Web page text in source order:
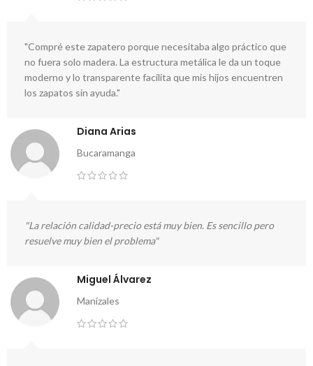
"Compré este zapatero porque necesitaba algo práctico que
no fuera solo madera. La estructura metálica le da un toque
moderno y lo transparente facilita que mis hijos encuentren
los zapatos sin ayuda."
Diana Arias
Bucaramanga
"La relación calidad-precio está muy bien. Es sencillo pero
resuelve muy bien el problema"
Miguel Álvarez
Manizales